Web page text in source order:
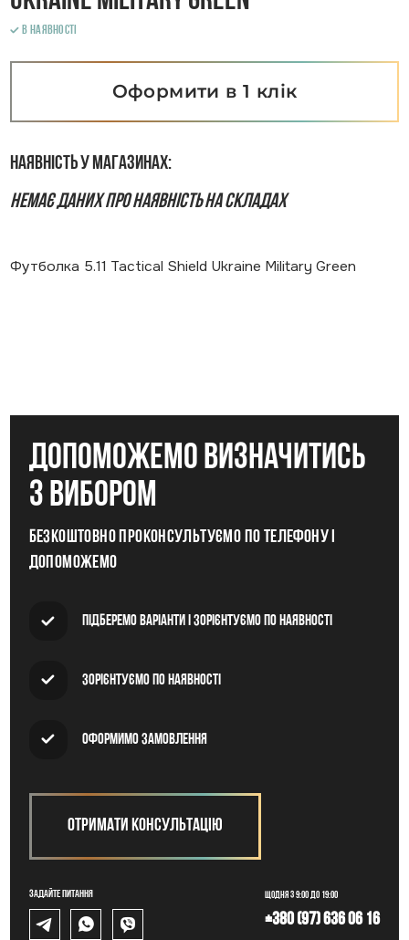
В наявності
Оформити в 1 клік
Наявність у магазинах:
Немає даних про наявність на складах
Футболка 5.11 Tactical Shield Ukraine Military Green
допоможемо визначитись
з вибором
Безкоштовно проконсультуємо по телефону і
допоможемо
Підберемо варіанти і зорієнтуємо по наявності
Зорієнтуємо по наявності
Оформимо замовлення
Отримати консультацію
Задайте питання Щодня з 9:00 до 19:00
+380 (97) 636 06 16